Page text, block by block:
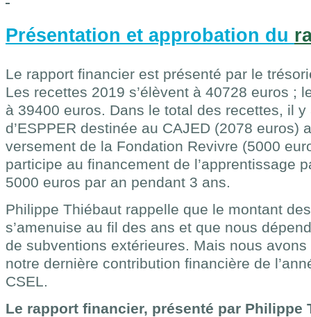
Présentation et approbation du
Le rapport financier est présenté par le
Les recettes 2019 s’élèvent à 40728 euros ;
à 39400 euros. Dans le total des recettes, il
d’ESPPER destinée au CAJED (2078 euros)
versement de la Fondation Revivre (5000
participe au financement de l’apprentissage
5000 euros par an pendant 3 ans.
Philippe Thiébaut rappelle que le montant
s’amenuise au fil des ans et que nous
de subventions extérieures. Mais nous
notre dernière contribution financière de
CSEL.
Le rapport financier, présenté par Philippe